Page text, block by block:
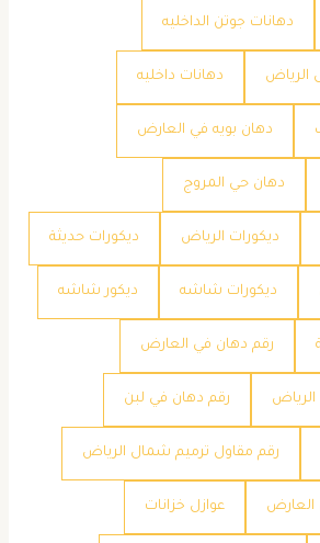
دهانات جوتن الداخليه
الرياض دهانات داخليه
دهان بويه في العارض
دهان حي المروج
ديكورات الرياض ديكورات حديثة
ديكورات شاشه ديكور شاشه
رقم دهان في العارض
رقم دهان في لبن
رقم مقاول ترميم شمال الرياض
العارض عوازل خزانات